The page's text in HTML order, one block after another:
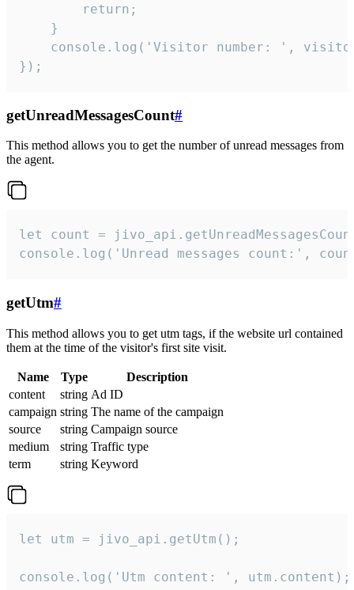
        return;
    }
console.log('Visitor number: ',
});
getUnreadMessagesCount#
This method allows you to get the number of unread messages from
the agent.
let count =
console.log('Unread messages count:',
getUtm#
This method allows you to get utm tags, if the website url contained
them at the time of the visitor's first site visit.
Name Type
Description
content
string Ad ID
campaign string The name of the campaign
source
string Campaign source
medium
string Traffic type
term
string Keyword
let utm = jivo_api.getUtm();
console.log('Utm content: ', utm.content);